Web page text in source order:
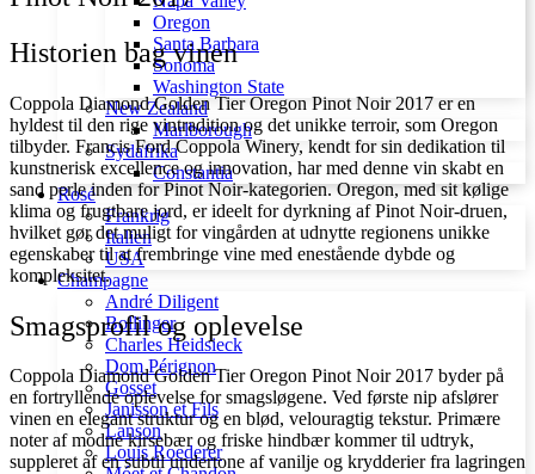
Oregon
Santa Barbara
Sonoma
Washington State
New Zealand
Marlborough
Sydafrika
Constantia
Rosé
Frankrig
Italien
USA
Champagne
André Diligent
Bollinger
Charles Heidsieck
Dom Pérignon
Gosset
Janisson et Fils
Lanson
Louis Roederer
Historien bag vinen
Coppola Diamond Golden Tier Oregon Pinot Noir 2017 er en
hyldest til den rige vintradition og det unikke terroir, som Oregon
tilbyder. Francis Ford Coppola Winery, kendt for sin dedikation til
kunstnerisk excellence og innovation, har med denne vin skabt en
sand perle inden for Pinot Noir-kategorien. Oregon, med sit kølige
klima og frugtbare jord, er ideelt for dyrkning af Pinot Noir-druen,
hvilket gør det muligt for vingården at udnytte regionens unikke
egenskaber til at frembringe vine med enestående dybde og
kompleksitet.
Smagsprofil og oplevelse
Coppola Diamond Golden Tier Oregon Pinot Noir 2017 byder på
en fortryllende oplevelse for smagsløgene. Ved første nip afslører
vinen en elegant struktur og en blød, velouragtig tekstur. Primære
noter af modne kirsebær og friske hindbær kommer til udtryk,
suppleret af en subtil undertone af vanilje og krydderier fra lagringen